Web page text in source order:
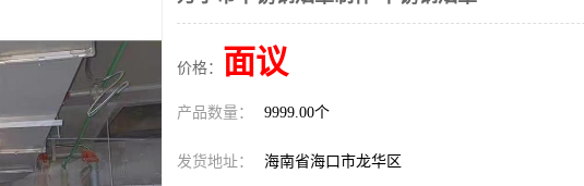
价格： 面议
产品数量： 9999.00个
发货地址： 海南省海口市龙华区